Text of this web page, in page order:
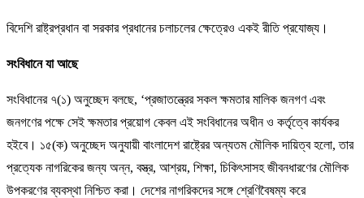
বিদেশি রাষ্ট্রপ্রধান বা সরকার প্রধানের চলাচলের ক্ষেত্রেও একই রীতি প্রযোজ্য।
সংবিধানে যা আছে
সংবিধানের ৭(১) অনুচ্ছেদ বলছে, ‘প্রজাতন্ত্রের সকল ক্ষমতার মালিক জনগণ এবং
জনগণের পক্ষে সেই ক্ষমতার প্রয়োগ কেবল এই সংবিধানের অধীন ও কর্তৃত্বে কার্যকর
হইবে। ১৫(ক) অনুচ্ছেদ অনুযায়ী বাংলাদেশ রাষ্ট্রের অন্যতম মৌলিক দায়িত্ব হলো, তার
প্রত্যেক নাগরিকের জন্য অন্ন, বস্ত্র, আশ্রয়, শিক্ষা, চিকিৎসাসহ জীবনধারণের মৌলিক
উপকরণের ব্যবস্থা নিশ্চিত করা। দেশের নাগরিকদের সঙ্গে শ্রেণিবৈষম্য করে